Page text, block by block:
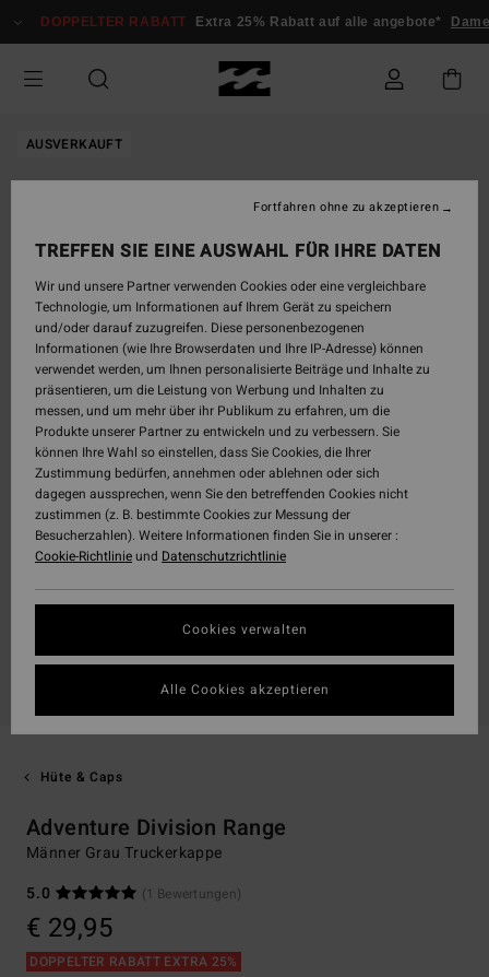
zur
springen
DOPPELTER RABATT Extra 25% Rabatt auf alle angebote*
AUSVERKAUFT
Hüte & Caps
Adventure Division Range
Männer Grau Truckerkappe
5.0
(1 Bewertungen)
€ 29,95
DOPPELTER RABATT EXTRA 25%
TREFFEN SIE EINE AUSWAHL FÜR IHRE DATEN
Wir und unsere Partner verwenden Cookies oder eine vergleichbare
Technologie, um Informationen auf Ihrem Gerät zu speichern
und/oder darauf zuzugreifen. Diese personenbezogenen
Informationen (wie Ihre Browserdaten und Ihre IP-Adresse) können
verwendet werden, um Ihnen personalisierte Beiträge und Inhalte zu
präsentieren, um die Leistung von Werbung und Inhalten zu
messen, und um mehr über ihr Publikum zu erfahren, um die
Produkte unserer Partner zu entwickeln und zu verbessern. Sie
können Ihre Wahl so einstellen, dass Sie Cookies, die Ihrer
Zustimmung bedürfen, annehmen oder ablehnen oder sich
dagegen aussprechen, wenn Sie den betreffenden Cookies nicht
zustimmen (z. B. bestimmte Cookies zur Messung der
Besucherzahlen). Weitere Informationen finden Sie in unserer :
Cookie-Richtlinieund Datenschutzrichtlinie
Cookies verwalten
Fortfahren ohne zu akzeptieren
Alle Cookies akzeptieren